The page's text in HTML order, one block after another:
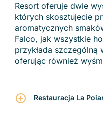
Resort oferuje dwie
których skosztujecie
aromatycznych
Falco, jak wszystkie
przykłada
oferując również
Restauracja La